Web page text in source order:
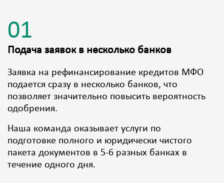
01
Подача заявок в несколько банков
Заявка на рефинансирование кредитов МФО
подается сразу в несколько банков, что
позволяет значительно повысить вероятность
одобрения.
Наша команда оказывает услуги по
подготовке полного и юридически чистого
пакета документов в 5-6 разных банках в
течение одного дня.